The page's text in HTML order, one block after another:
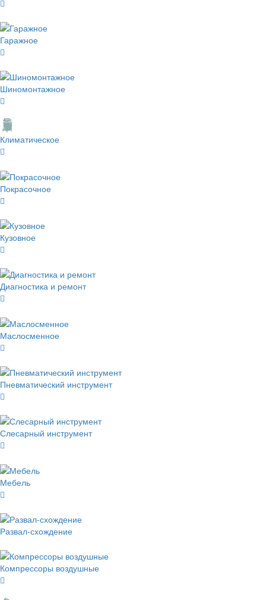
Гаражное
Шиномонтажное
Климатическое
Покрасочное
Кузовное
Диагностика и ремонт
Маслосменное
Пневматический инструмент
Слесарный инструмент
Мебель
Развал-схождение
Компрессоры воздушные